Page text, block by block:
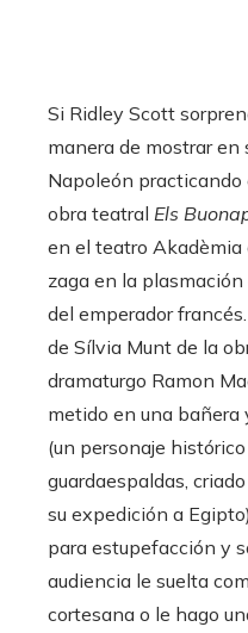
Si Ridley Scott
manera de mostrar en
Napoleón practicando
obra teatral Els
en el teatro Akadèmia
zaga en la
del emperador
de Sílvia Munt de la
dramaturgo Ramon
metido en una bañera
(un personaje
guardaespaldas,
su expedición a
para estupefacción y
audiencia le suelta
cortesana o le hago